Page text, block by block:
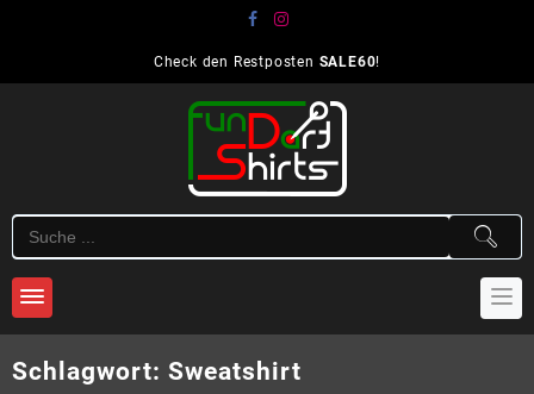
Check den Restposten SALE60!
Schlagwort: Sweatshirt